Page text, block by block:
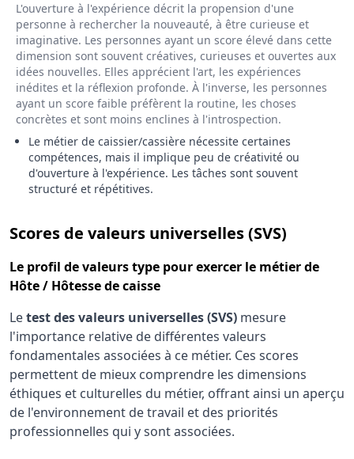
L'ouverture à l'expérience décrit la propension d'une
personne à rechercher la nouveauté, à être curieuse et
imaginative. Les personnes ayant un score élevé dans cette
dimension sont souvent créatives, curieuses et ouvertes aux
idées nouvelles. Elles apprécient l'art, les expériences
inédites et la réflexion profonde. À l'inverse, les personnes
ayant un score faible préfèrent la routine, les choses
concrètes et sont moins enclines à l'introspection.
Le métier de caissier/cassière nécessite certaines
compétences, mais il implique peu de créativité ou
d'ouverture à l'expérience. Les tâches sont souvent
structuré et répétitives.
Scores de valeurs universelles (SVS)
Le profil de valeurs type pour exercer le métier de
Hôte / Hôtesse de caisse
Letest des valeurs universelles (SVS) mesure
l'importance relative de différentes valeurs
fondamentales associées à ce métier. Ces scores
permettent de mieux comprendre les dimensions
éthiques et culturelles du métier, offrant ainsi un aperçu
de l'environnement de travail et des priorités
professionnelles qui y sont associées.